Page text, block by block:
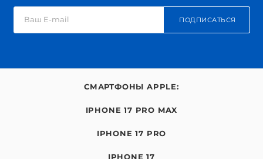
ПОДПИСАТЬСЯ
СМАРТФОНЫ APPLE:
IPHONE 17 PRO MAX
IPHONE 17 PRO
IPHONE 17